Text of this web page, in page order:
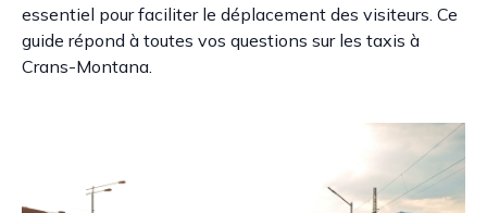
essentiel pour faciliter le déplacement des visiteurs. Ce
guide répond à toutes vos questions sur les taxis à
Crans-Montana.